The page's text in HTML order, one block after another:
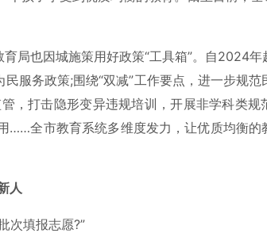
育局也因城施策用好政策“工具箱”。自2024
服务政策;围绕“双减”工作要点，进一步规
，打击隐形变异违规培训，开展非学科类规
……全市教育系统多维度发力，让优质均衡的
人
次填报志愿?”